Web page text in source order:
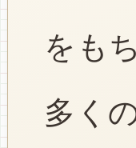
をも
多く